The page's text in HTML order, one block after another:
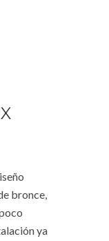
bronce,
ya